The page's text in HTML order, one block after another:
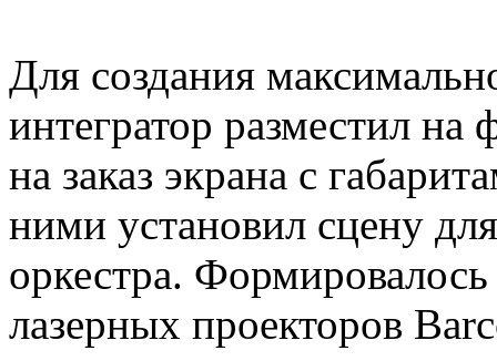
Для создания
интегратор разместил
на заказ экрана с
ними установил сцену
оркестра.
лазерных проекторов